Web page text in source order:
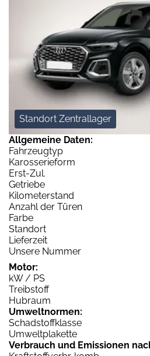
Standort Zentrallager
Allgemeine Daten:
Fahrzeugtyp
Karosserieform
Erst-Zul.
Getriebe
Kilometerstand
Anzahl der Türen
Farbe
Standort
Lieferzeit
Unsere Nummer
Motor:
kW / PS
Treibstoff
Hubraum
Umweltnormen:
Schadstoffklasse
Umweltplakette
Verbrauch und Emissionen